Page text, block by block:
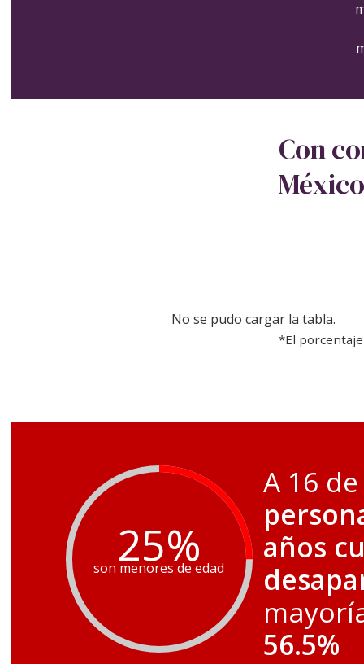
Con
No se pudo cargar la tabla.
*El
25%
son menores de edad
A 16
años
56.5%